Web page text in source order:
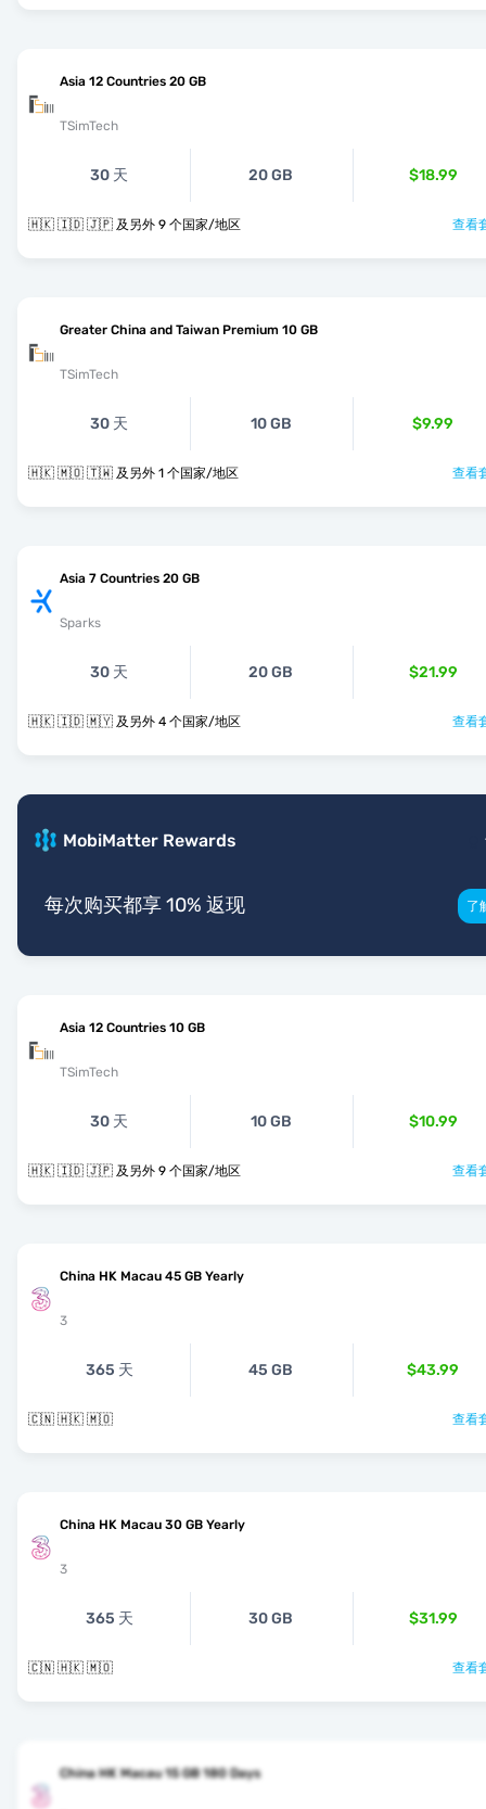
Asia 12 Countries 20 GB
TSimTech
30 天 20 GB $18.99
🇭🇰 🇮🇩 🇯🇵 及另外 9 个国家/地区 查看
Greater China and Taiwan Premium 10 GB
TSimTech
30 天 10 GB $9.99
🇭🇰 🇲🇴 🇹🇼 及另外 1 个国家/地区 查看
Asia 7 Countries 20 GB
Sparks
30 天 20 GB $21.99
🇭🇰 🇮🇩 🇲🇾 及另外 4 个国家/地区 查看
MobiMatter Rewards
每次购买都享 10% 返现 了
Asia 12 Countries 10 GB
TSimTech
30 天 10 GB $10.99
🇭🇰 🇮🇩 🇯🇵 及另外 9 个国家/地区 查看
China HK Macau 45 GB Yearly
3
365 天 45 GB $43.99
🇨🇳 🇭🇰 🇲🇴 查看
China HK Macau 30 GB Yearly
3
365 天 30 GB $31.99
🇨🇳 🇭🇰 🇲🇴 查看
China HK Macau 15 GB 180 Days